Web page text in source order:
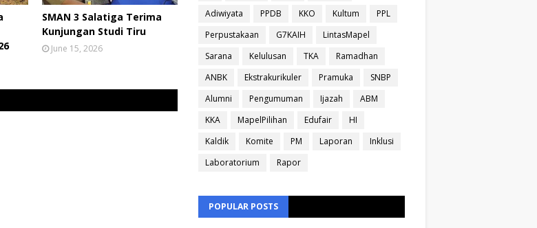
SMAN 3 Salatiga Terima
Kunjungan Studi Tiru
June 15, 2026
Adiwiyata
PPDB KKO Kultum
PPL
Perpustakaan
G7KAIH
LintasMapel
Sarana
Kelulusan TKA
Ramadhan
ANBK
Ekstrakurikuler Pramuka
SNBP
Alumni
Pengumuman Ijazah
ABM
KKA
MapelPilihan Edufair
HI
Kaldik
Komite PM Laporan
Inklusi
Laboratorium
Rapor
POPULAR POSTS